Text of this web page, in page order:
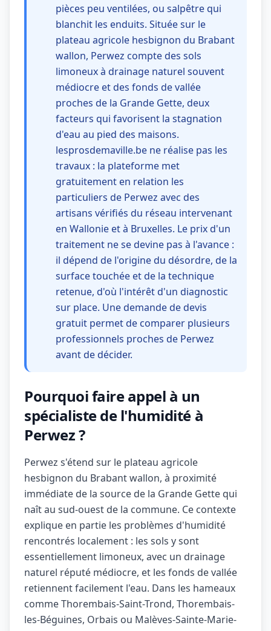
pièces peu ventilées, ou salpêtre qui
blanchit les enduits. Située sur le
plateau agricole hesbignon du Brabant
wallon, Perwez compte des sols
limoneux à drainage naturel souvent
médiocre et des fonds de vallée
proches de la Grande Gette, deux
facteurs qui favorisent la stagnation
d'eau au pied des maisons.
lesprosdemaville.be ne réalise pas les
travaux : la plateforme met
gratuitement en relation les
particuliers de Perwez avec des
artisans vérifiés du réseau intervenant
en Wallonie et à Bruxelles. Le prix d'un
traitement ne se devine pas à l'avance :
il dépend de l'origine du désordre, de la
surface touchée et de la technique
retenue, d'où l'intérêt d'un diagnostic
sur place. Une demande de devis
gratuit permet de comparer plusieurs
professionnels proches de Perwez
avant de décider.
Pourquoi faire appel à un
spécialiste de l'humidité à
Perwez ?
Perwez s'étend sur le plateau agricole
hesbignon du Brabant wallon, à proximité
immédiate de la source de la Grande Gette qui
naît au sud-ouest de la commune. Ce contexte
explique en partie les problèmes d'humidité
rencontrés localement : les sols y sont
essentiellement limoneux, avec un drainage
naturel réputé médiocre, et les fonds de vallée
retiennent facilement l'eau. Dans les hameaux
comme Thorembais-Saint-Trond, Thorembais-
les-Béguines, Orbais ou Malèves-Sainte-Marie-